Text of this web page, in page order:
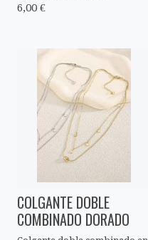
6,00 €
COLGANTE DOBLE
COMBINADO DORADO